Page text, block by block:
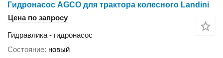
Гидронасос AGCO для трактора колесного Landini
Цена по запросу
Гидравлика - гидронасос
Состояние новый